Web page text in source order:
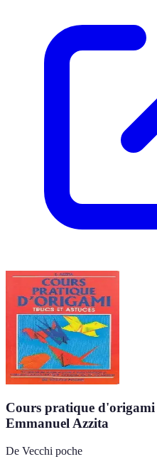
Cours pratique d'origami
Emmanuel Azzita
De Vecchi poche